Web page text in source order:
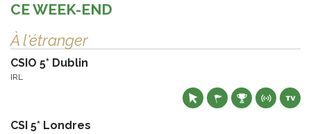
CE WEEK-END
À l'étranger
CSIO 5* Dublin
IRL
CSI 5* Londres